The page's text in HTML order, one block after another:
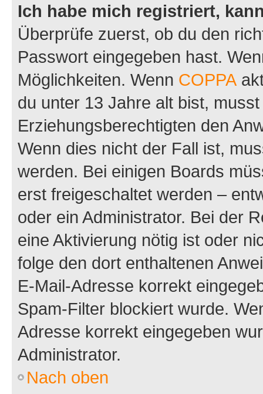
Ich habe mich registriert,
Überprüfe zuerst, ob du den
Passwort eingegeben hast.
Möglichkeiten. Wenn COPPA
du unter 13 Jahre alt bist,
Erziehungsberechtigten den
Wenn dies nicht der Fall ist,
werden. Bei einigen Boards
erst freigeschaltet werden –
oder ein Administrator. Bei der
eine Aktivierung nötig ist oder
folge den dort enthaltenen
E-Mail-Adresse korrekt
Spam-Filter blockiert wurde.
Adresse korrekt eingegeben
Administrator.
Nach oben